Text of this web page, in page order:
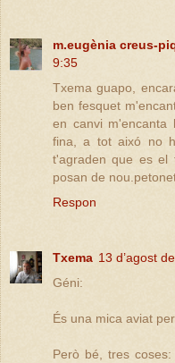
m.eugènia creus-
9:35
Txema guapo,
ben fesquet
en canvi m'encanta
fina, a tot aixó no
t'agraden que es el
posan de
Respon
Txema 13 d’agost
Géni:
És una mica aviat
Però bé, tres